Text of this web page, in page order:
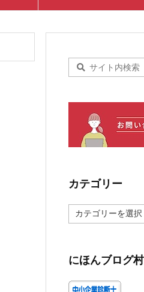
カテゴリー
テ
ー
にほんブログ村